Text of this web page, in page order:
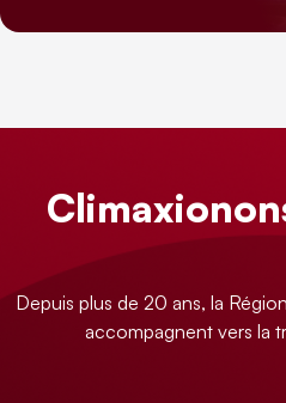
Depuis plus de 20 ans, la
accompagnent vers la